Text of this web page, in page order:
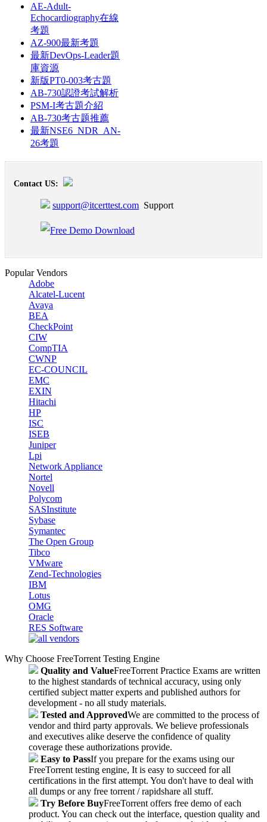
AE-Adult-
Echocardiography在線
考題
AZ-900最新考題
最新DevOps-Leader題
庫資源
新版PT0-003考古題
AB-730認證考試解析
PSM-I考古題介紹
AB-730考古题推薦
最新NSE6_NDR_AN-
26考題
Contact US:
support@itcerttest.com Support
Popular Vendors
Adobe
Alcatel-Lucent
Avaya
BEA
CheckPoint
CIW
CompTIA
CWNP
EC-COUNCIL
EMC
EXIN
Hitachi
HP
ISC
ISEB
Juniper
Lpi
Network Appliance
Nortel
Novell
Polycom
SASInstitute
Sybase
Symantec
The Open Group
Tibco
VMware
Zend-Technologies
IBM
Lotus
OMG
Oracle
RES Software
Why Choose FreeTorrent Testing Engine
Quality and ValueFreeTorrent Practice Exams are written
to the highest standards of technical accuracy, using only
certified subject matter experts and published authors for
development - no all study materials.
Tested and ApprovedWe are committed to the process of
vendor and third party approvals. We believe professionals
and executives alike deserve the confidence of quality
coverage these authorizations provide.
Easy to PassIf you prepare for the exams using our
FreeTorrent testing engine, It is easy to succeed for all
certifications in the first attempt. You don't have to deal with
all dumps or any free torrent / rapidshare all stuff.
Try Before BuyFreeTorrent offers free demo of each
product. You can check out the interface, question quality and